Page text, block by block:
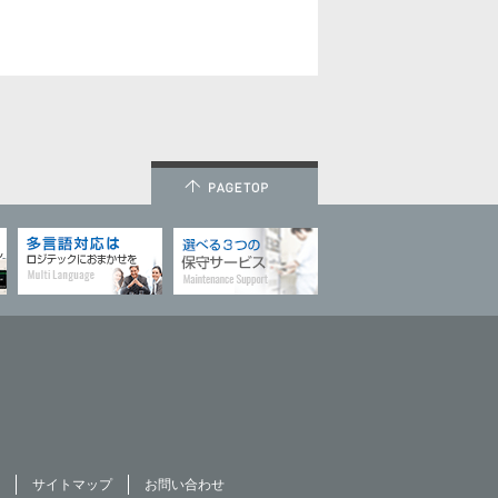
サイトマップ お問い合わせ